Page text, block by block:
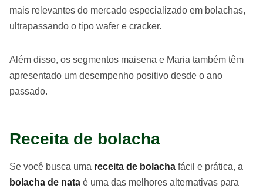
mais relevantes do mercado especializado em bolachas,
ultrapassando o tipo wafer e cracker.
Além disso, os segmentos maisena e Maria também têm
apresentado um desempenho positivo desde o ano
passado.
Receita de bolacha
Se você busca uma receita de bolacha fácil e prática, a
bolacha de nata é uma das melhores alternativas para